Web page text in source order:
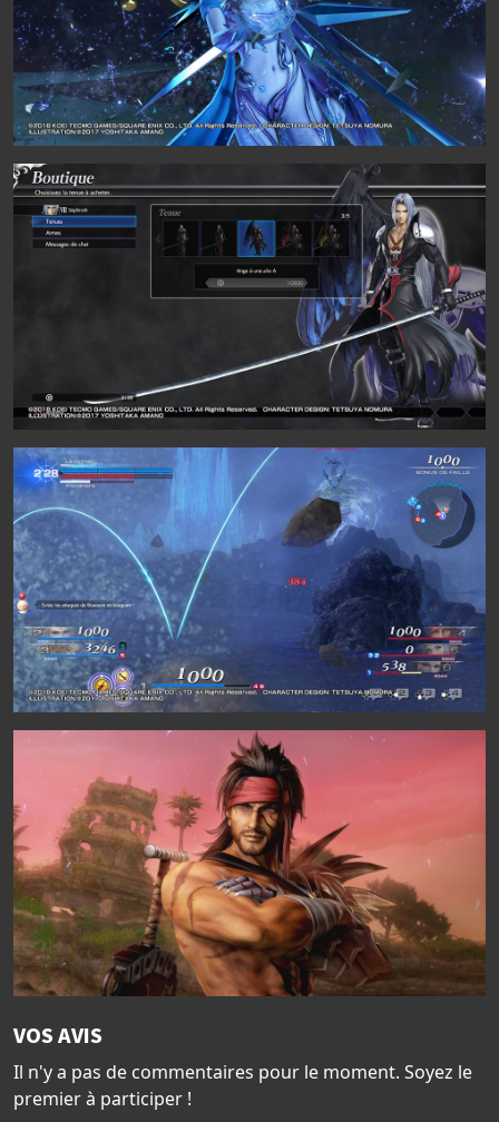
VOS AVIS
Il n'y a pas de commentaires pour le moment. Soyez le
premier à participer !